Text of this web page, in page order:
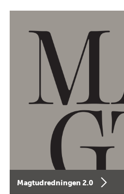
Magtudredningen 2.0